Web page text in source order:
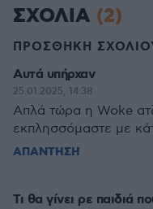
ΣΧΟΛΙΑ (2)
ΠΡΟΣΘΗΚΗ
Αυτά υπήρχαν
25.01.2025, 14:38
Απλά τώρα η Woke
εκπλησσόμαστε με
ΑΠΑΝΤΗΣΗ
Τι θα γίνει ρε παιδιά